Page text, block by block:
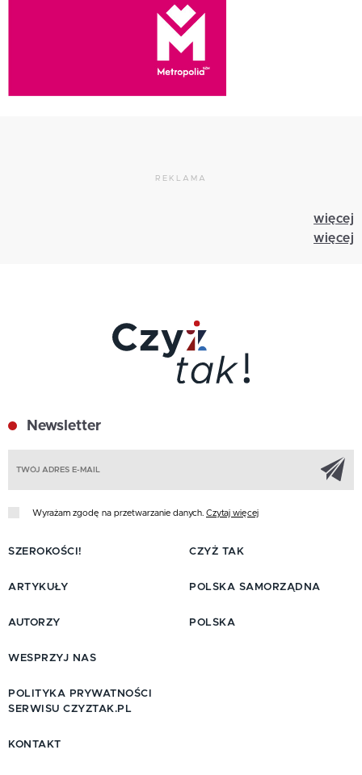
REKLAMA
więcej
więcej
Newsletter
Wyrażam zgodę na przetwarzanie danych. Czytaj więcej
SZEROKOŚCI!
ARTYKUŁY
AUTORZY
CZYŻ TAK
POLSKA SAMORZĄDNA
POLSKA
WESPRZYJ NAS
POLITYKA PRYWATNOŚCI
SERWISU CZYZTAK.PL
KONTAKT